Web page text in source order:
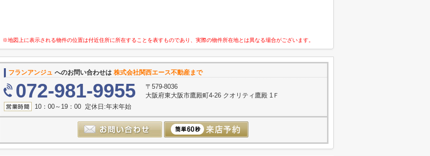
※地図上に表示される物件の位置は付近住所に所在することを表すものであり、実際の物件所在地とは異なる場合がございます。
フランアンジュ へのお問い合わせは 株式会社関西エース不動産まで
072-981-9955
〒579-8036
大阪府東大阪市鷹殿町4-26 クオリティ鷹殿 1Ｆ
10：00～19：00 定休日:年末年始